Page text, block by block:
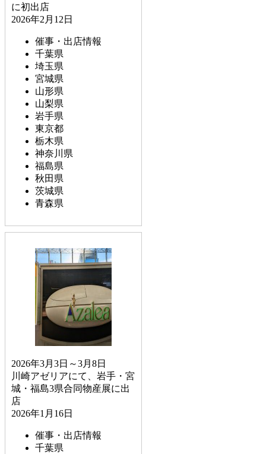
に初出店
2026年2月12日
催事・出店情報
千葉県
埼玉県
宮城県
山形県
山梨県
岩手県
東京都
栃木県
神奈川県
福島県
秋田県
茨城県
青森県
2026年3月3日～3月8日
川崎アゼリアにて、岩手・宮
城・福島3県合同物産展に出
店
2026年1月16日
催事・出店情報
千葉県